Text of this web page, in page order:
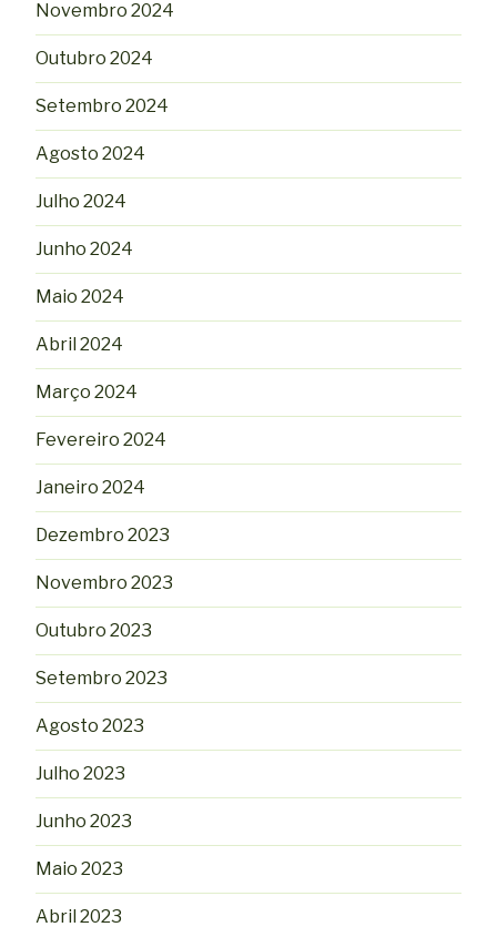
Novembro 2024
Outubro 2024
Setembro 2024
Agosto 2024
Julho 2024
Junho 2024
Maio 2024
Abril 2024
Março 2024
Fevereiro 2024
Janeiro 2024
Dezembro 2023
Novembro 2023
Outubro 2023
Setembro 2023
Agosto 2023
Julho 2023
Junho 2023
Maio 2023
Abril 2023